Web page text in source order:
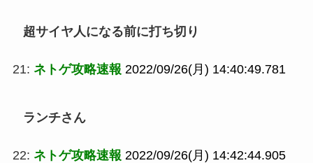
超サイヤ人になる前に打ち切り
21: ネトゲ攻略速報 2022/09/26(月) 14:40:49.781
ランチさん
22: ネトゲ攻略速報 2022/09/26(月) 14:42:44.905